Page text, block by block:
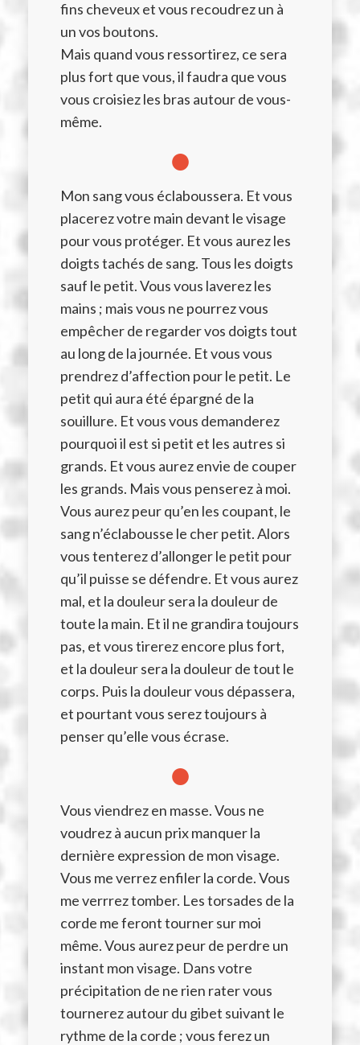
fins cheveux et vous recoudrez un à
un vos boutons.
Mais quand vous ressortirez, ce sera
plus fort que vous, il faudra que vous
vous croisiez les bras autour de vous-
même.
●
Mon sang vous éclaboussera. Et vous
placerez votre main devant le visage
pour vous protéger. Et vous aurez les
doigts tachés de sang. Tous les doigts
sauf le petit. Vous vous laverez les
mains ; mais vous ne pourrez vous
empêcher de regarder vos doigts tout
au long de la journée. Et vous vous
prendrez d’affection pour le petit. Le
petit qui aura été épargné de la
souillure. Et vous vous demanderez
pourquoi il est si petit et les autres si
grands. Et vous aurez envie de couper
les grands. Mais vous penserez à moi.
Vous aurez peur qu’en les coupant, le
sang n’éclabousse le cher petit. Alors
vous tenterez d’allonger le petit pour
qu’il puisse se défendre. Et vous aurez
mal, et la douleur sera la douleur de
toute la main. Et il ne grandira toujours
pas, et vous tirerez encore plus fort,
et la douleur sera la douleur de tout le
corps. Puis la douleur vous dépassera,
et pourtant vous serez toujours à
penser qu’elle vous écrase.
●
Vous viendrez en masse. Vous ne
voudrez à aucun prix manquer la
dernière expression de mon visage.
Vous me verrez enfiler la corde. Vous
me verrrez tomber. Les torsades de la
corde me feront tourner sur moi
même. Vous aurez peur de perdre un
instant mon visage. Dans votre
précipitation de ne rien rater vous
tournerez autour du gibet suivant le
rythme de la corde ; vous ferez un